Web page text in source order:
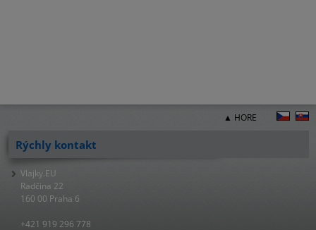
▲ HORE
Rýchly kontakt
Vlajky.EU
Radčina 22
160 00 Praha 6
+421 919 296 778